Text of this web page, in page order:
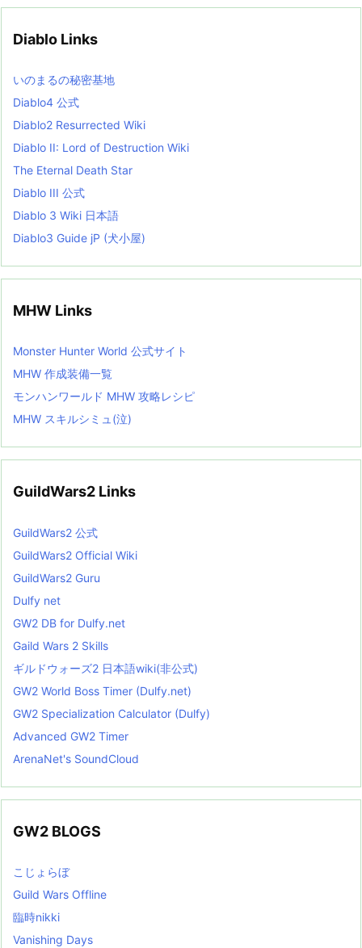
e
i
s
t
Diablo Links
いのまるの秘密基地
Diablo4 公式
Diablo2 Resurrected Wiki
Diablo II: Lord of Destruction Wiki
The Eternal Death Star
Diablo III 公式
Diablo 3 Wiki 日本語
Diablo3 Guide jP (犬小屋)
MHW Links
Monster Hunter World 公式サイト
MHW 作成装備一覧
モンハンワールド MHW 攻略レシピ
MHW スキルシミュ(泣)
GuildWars2 Links
GuildWars2 公式
GuildWars2 Official Wiki
GuildWars2 Guru
Dulfy net
GW2 DB for Dulfy.net
Gaild Wars 2 Skills
ギルドウォーズ2 日本語wiki(非公式)
GW2 World Boss Timer (Dulfy.net)
GW2 Specialization Calculator (Dulfy)
Advanced GW2 Timer
ArenaNet's SoundCloud
GW2 BLOGS
こじょらぼ
Guild Wars Offline
臨時nikki
Vanishing Days